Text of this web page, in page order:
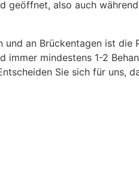
geöffnet, also auch
und an Brückentagen ist die
immer mindestens 1-2
Sie sich für uns,